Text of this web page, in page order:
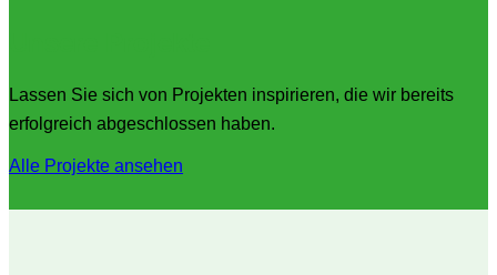
Lassen Sie sich von Projekten inspirieren, die wir bereits
erfolgreich abgeschlossen haben.
Alle Projekte ansehen